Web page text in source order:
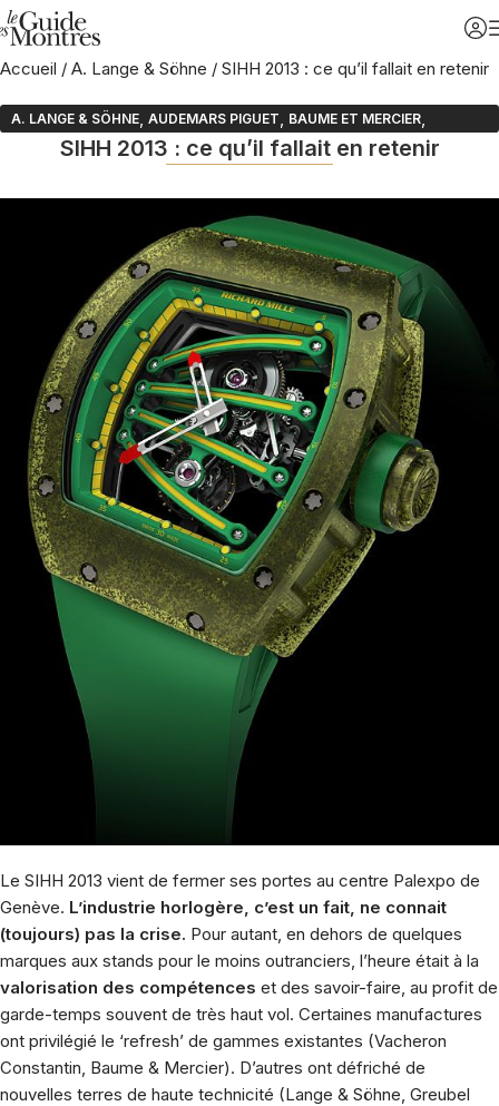
Accueil / A. Lange & Söhne / SIHH 2013 : ce qu’il fallait en retenir
A. LANGE & SÖHNE, AUDEMARS PIGUET, BAUME ET MERCIER,
CARTIER, RICHARD MILLE ,ROGER DUBUIS, VACHERON CONSTANTIN
SIHH 2013 : ce qu’il fallait en retenir
Le SIHH 2013 vient de fermer ses portes au centre Palexpo de
Genève. L’industrie horlogère, c’est un fait, ne connait
(toujours) pas la crise. Pour autant, en dehors de quelques
marques aux stands pour le moins outranciers, l’heure était à la
valorisation des compétences et des savoir-faire, au profit de
garde-temps souvent de très haut vol. Certaines manufactures
ont privilégié le ‘refresh’ de gammes existantes (Vacheron
Constantin Baume & Mercier). D’autres ont défriché de
nouvelles terres de haute technicité (Lange & Söhne Greubel